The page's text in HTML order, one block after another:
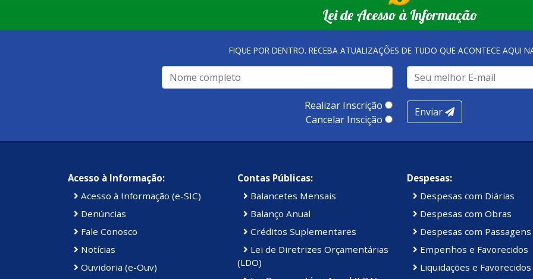
Lei de Acesso à Informação
FIQUE POR DENTRO. RECEBA ATUALIZAÇÕES DE TUDO QUE ACONTECE AQUI
Realizar Inscrição
Cancelar Inscição
Enviar
Acesso à Informação:
Acesso à Informação (e-SIC)
Denúncias
Fale Conosco
Notícias
Ouvidoria (e-Ouv)
Contas Públicas:
Balancetes Mensais
Balanço Anual
Créditos Suplementares
Lei de Diretrizes Orçamentárias
(LDO)
Despesas:
Despesas com Diárias
Despesas com Obras
Despesas com Passagens
Empenhos e Favorecidos
Liquidações e Favorecidos